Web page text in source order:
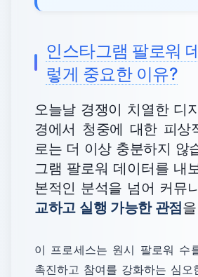
인스타그램 팔로워
렇게 중요한 이유?
오늘날 경쟁이 치열한 디
경에서 청중에 대한 피상
로는 더 이상 충분하지 않
그램 팔로워 데이터를 내
본적인 분석을 넘어 커뮤
교하고 실행 가능한 관점
이 프로세스는 원시 팔로워 수
촉진하고 참여를 강화하는 심오